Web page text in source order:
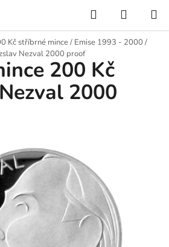
Hledat
Kč stříbrné mince/ Emise 1993 - 2000 /
Nezval 2000 proof
200 Kč
2000